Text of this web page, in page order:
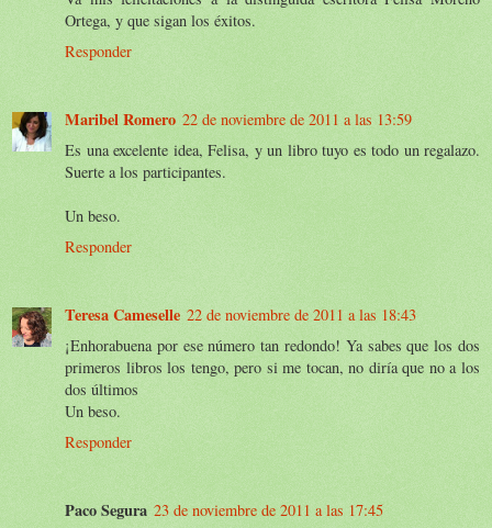
Ortega, y que sigan los éxitos.
Responder
Maribel Romero 22 de noviembre de 2011 a las 13:59
Es una excelente idea, Felisa, y un libro tuyo es todo un regalazo.
Suerte a los participantes.
Un beso.
Responder
Teresa Cameselle 22 de noviembre de 2011 a las 18:43
¡Enhorabuena por ese número tan redondo! Ya sabes que los dos
primeros libros los tengo, pero si me tocan, no diría que no a los
dos últimos
Un beso.
Responder
Paco Segura 23 de noviembre de 2011 a las 17:45